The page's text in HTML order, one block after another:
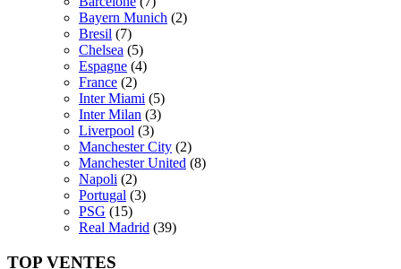
Bayern Munich (2)
Bresil (7)
Chelsea (5)
Espagne (4)
France (2)
Inter Miami (5)
Inter Milan (3)
Liverpool (3)
Manchester City (2)
Manchester United (8)
Napoli (2)
Portugal (3)
PSG (15)
Real Madrid (39)
TOP VENTES